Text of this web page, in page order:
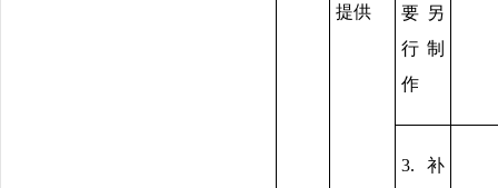
提供
要另
行制
作
3.补